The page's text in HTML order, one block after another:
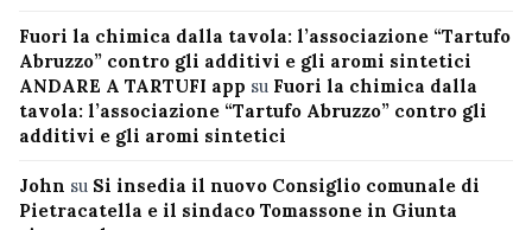
Fuori la chimica dalla tavola: l’associazione “Tartufo
Abruzzo” contro gli additivi e gli aromi sintetici
ANDARE A TARTUFI app su Fuori la chimica dalla
tavola: l’associazione “Tartufo Abruzzo” contro gli
additivi e gli aromi sintetici
John su Si insedia il nuovo Consiglio comunale di
Pietracatella e il sindaco Tomassone in Giunta